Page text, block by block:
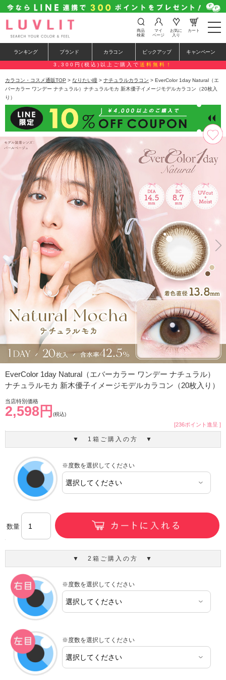
t
o
e
n
a
v
t
i
o
n
商品
検索
マイ
ページ
お気に
入り
カート
ランキング ブランド カラコン ピックアップ キャンペーン
3,300円(税込)以上ご購入で 送料無料！
カラコン・コスメ通販TOP > なりたい瞳 > ナチュラルカラコン > EverColor 1day Natural（エ
バーカラー ワンデー ナチュラル）ナチュラルモカ 新木優子イメージモデルカラコン（20枚入
り）
EverColor 1day Natural（エバーカラー ワンデー ナチュラル）
ナチュラルモカ 新木優子イメージモデルカラコン（20枚入り）
当店特別価格
2,598円 (税込)
[236ポイント進呈 ]
▼ 1箱ご購入の方 ▼
※度数を選択してください
数量
▼ 2箱ご購入の方 ▼
※度数を選択してください
※度数を選択してください